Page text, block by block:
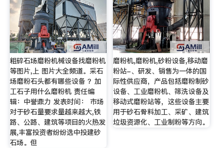
粗碎石场磨粉机械设备找磨粉机
等图片,上 图片大全频道。采石
场磨粉石头都有哪些设备 ？加
工石子用什么磨粉机 责任编
辑：中誉鼎力 发表时间： 市场
对于砂石量要求量越来越大,铁
路、公路、建筑等项目的火热发
展,丰富投资者纷纷选中投建砂
石场。但
磨粉机,磨粉机,砂粉设备,移动磨
粉站-、研发、销售为一体的国
际性供应商，产品包括磨粉制砂
设备、工业磨粉机、筛洗设备及
移动式磨粉站等，这些设备主要
用于砂石骨料加工、采矿、建筑
垃圾资源化、工业制粉等方向。